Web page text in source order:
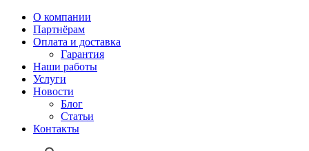
О компании
Партнёрам
Оплата и доставка
Гарантия
Наши работы
Услуги
Новости
Блог
Статьи
Контакты